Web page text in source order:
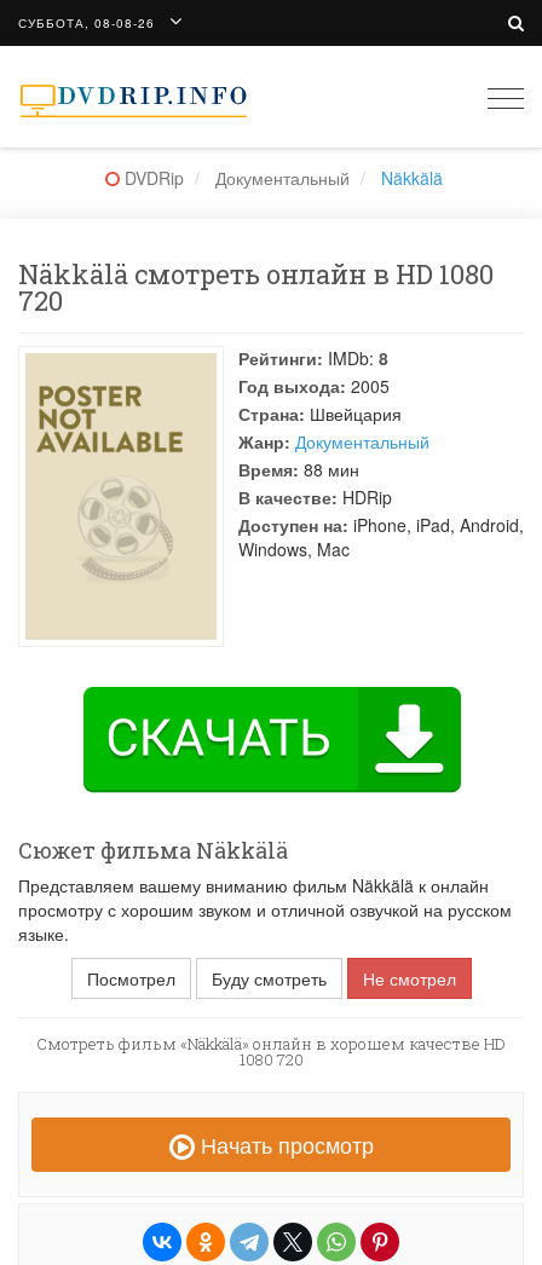
СУББОТА, 08-08-26
DVDRip Документальный Näkkälä
Näkkälä смотреть онлайн в HD 1080
720
Рейтинги: IMDb: 8
Год выхода: 2005
Страна: Швейцария
Жанр: Документальный
Время: 88 мин
В качестве: HDRip
Доступен на: iPhone, iPad, Android,
Windows, Mac
Сюжет фильма Näkkälä
Представляем вашему вниманию фильм Näkkälä к онлайн
просмотру с хорошим звуком и отличной озвучкой на русском
языке.
Посмотрел
Буду смотреть Не смотрел
Смотреть фильм «Näkkälä» онлайн в хорошем качестве HD
1080 720
Начать просмотр